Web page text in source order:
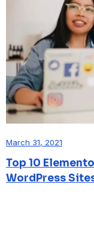
March 31, 2021
Top 10
WordPress